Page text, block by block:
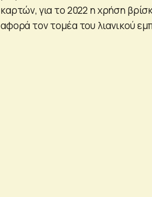
καρτών, για το 2022 η χρήση
αφορά τον τομέα του λιανικού